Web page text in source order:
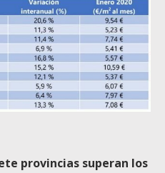
provincias superan los